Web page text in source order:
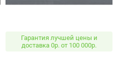
Гарантия лучшей цены и
доставка 0р. от 100 000р.